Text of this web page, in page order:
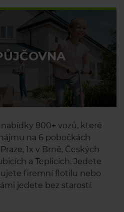
800+ vozů, které
na 6 pobočkách
1x v Brně, Českých
a Teplicích. Jedete
firemní flotilu nebo
jedete bez starostí.